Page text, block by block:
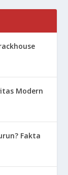
Modern
Fakta